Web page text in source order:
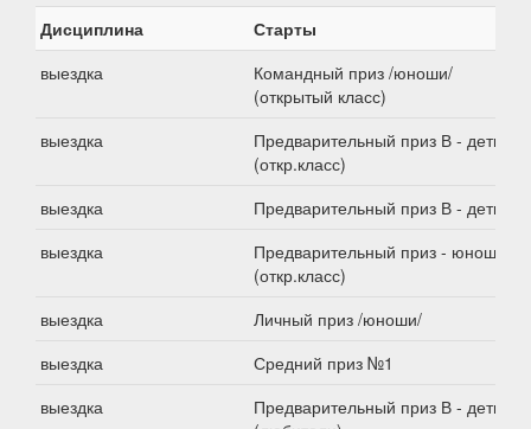
Дисциплина
Старты
выездка
Командный приз /юноши/
(открытый класс)
выездка
Предварительный приз В - дети
(откр.класс)
выездка
Предварительный приз В - дети
выездка
Предварительный приз - юноши
(откр.класс)
выездка
Личный приз /юноши/
выездка
Средний приз №1
выездка
Предварительный приз В - дети